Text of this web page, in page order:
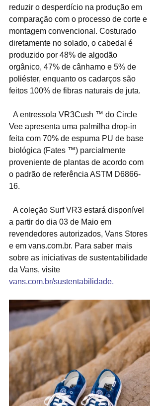
reduzir o desperdício na produção em
comparação com o processo de corte e
montagem convencional. Costurado
diretamente no solado, o cabedal é
produzido por 48% de algodão
orgânico, 47% de cânhamo e 5% de
poliéster, enquanto os cadarços são
feitos 100% de fibras naturais de juta.
Vee apresenta uma palmilha drop-in
feita com 70% de espuma PU de base
biológica (Fates ™) parcialmente
proveniente de plantas de acordo com
o padrão de referência ASTM D6866-
16.
a partir do dia 03 de Maio em
revendedores autorizados, Vans Stores
e em vans.com.br. Para saber mais
sobre as iniciativas de sustentabilidade
da Vans, visite
vans.com.br/sustentabilidade.